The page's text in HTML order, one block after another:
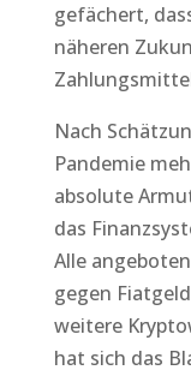
gefächert,
näheren
Nach
Pandemie
absolute
das
Alle
gegen
weitere
hat sich das